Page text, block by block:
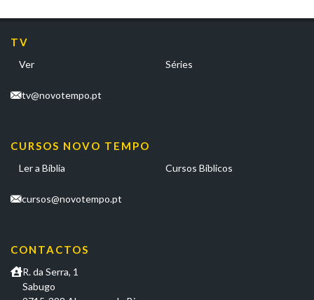
TV
Ver Séries
tv@novotempo.pt
CURSOS NOVO TEMPO
Ler a Bíblia Cursos Bíblicos
cursos@novotempo.pt
CONTACTOS
R. da Serra, 1
Sabugo